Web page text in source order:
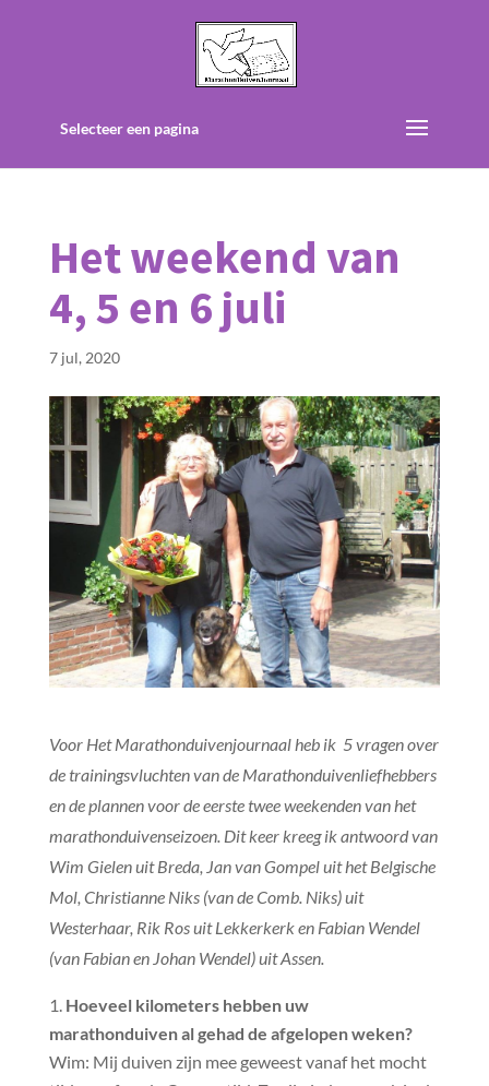
Selecteer een pagina
Het weekend van
4, 5 en 6 juli
7 jul, 2020
Voor Het Marathonduivenjournaal heb ik 5 vragen over
de trainingsvluchten van de Marathonduivenliefhebbers
en de plannen voor de eerste twee weekenden van het
marathonduivenseizoen. Dit keer kreeg ik antwoord van
Wim Gielen uit Breda, Jan van Gompel uit het Belgische
Mol, Christianne Niks (van de Comb. Niks) uit
Westerhaar, Rik Ros uit Lekkerkerk en Fabian Wendel
(van Fabian en Johan Wendel) uit Assen.
Hoeveel kilometers hebben uw
marathonduiven al gehad de afgelopen weken?
Wim: Mij duiven zijn mee geweest vanaf het mocht